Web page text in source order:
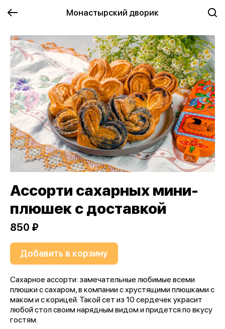
Монастырский дворик
Ассорти сахарных мини-
плюшек с доставкой
850 ₽
Добавить в корзину
Сахарное ассорти: замечательные любимые всеми
плюшки с сахаром, в компании с хрустящими плюшками с
маком и с корицей. Такой сет из 10 сердечек украсит
любой стол своим нарядным видом и придется по вкусу
гостям.